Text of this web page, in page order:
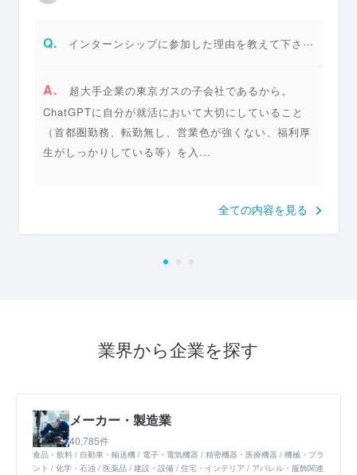
Q. インターンシップに参加した理由を教えて下さい。
A.
超大手企業の東京ガスの子会社であるから。
ChatGPTに自分が就活において大切にしていること
（首都圏勤務、転勤無し、営業色が強くない、福利厚
生がしっかりしている等）を入...
全ての内容を見る
業界から企業を探す
メーカー・製造業
40,785件
食品・飲料 自動車・輸送機 電子・電気機器 精密機器・医療機器
機械・プラ
ント
化学・石油 医薬品 建設・設備 住宅・インテリア
アパレル・服飾関連